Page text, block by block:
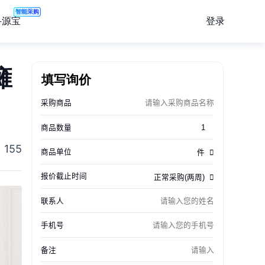
宝
智能采购
登录
155
填写询价